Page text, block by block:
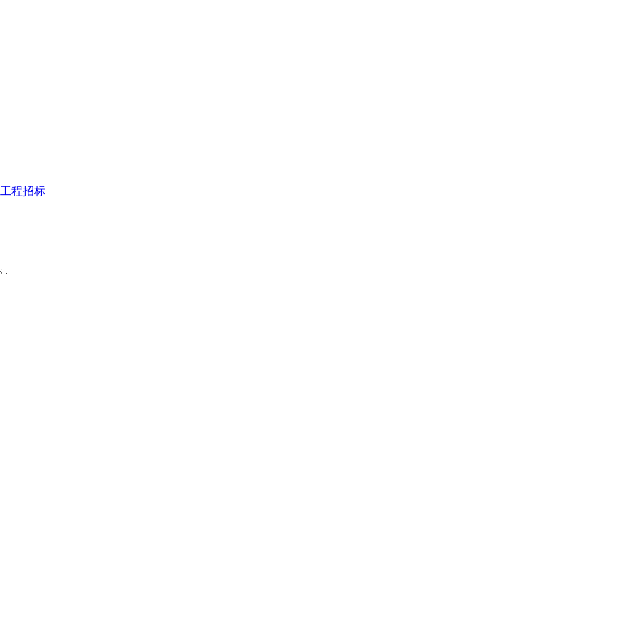
工程招标
.